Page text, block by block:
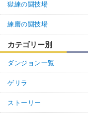
獄練の闘技場
練磨の闘技場
カテゴリー別
ダンジョン一覧
ゲリラ
ストーリー